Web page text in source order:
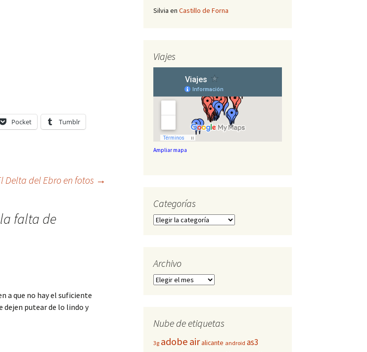
Pocket Tumblr
Delta del Ebro en fotos →
falta de
a que no hay el suficiente
dejen putear de lo lindo y
Silvia en Castillo de Forna
Viajes
Ampliar mapa
Categorías
Categorías
Archivo
Archivo
Nube de etiquetas
3g adobe airalicante android as3